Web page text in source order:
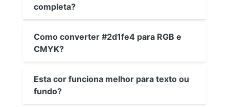
completa?
Como converter #2d1fe4 para RGB e
CMYK?
Esta cor funciona melhor para texto ou
fundo?